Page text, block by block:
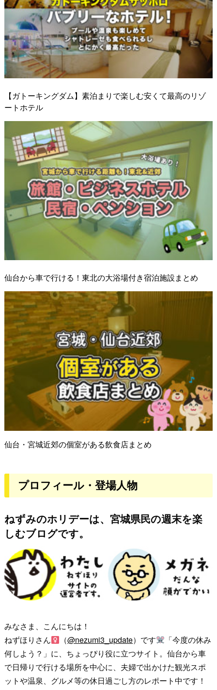
【ガトーキングダム】素泊まりで楽しむ安くて最高のリゾ
ートホテル
仙台から車で行ける！東北の大浴場付き宿泊施設まとめ
仙台・宮城近郊の個室がある飲食店まとめ
プロフィール・登場人物
ねずみのホリデーは、宮城県民の週末を楽
しむブログです。
みなさま、こんにちは！
ねずほりさん
（@nezumi3_update）です
「今度の休み
何しよう？」に、ちょっぴり役に立つサイト。仙台から車
で日帰りで行ける場所を中心に、夫婦で出かけた観光スポ
ットや温泉、グルメ等の休日過ごし方のレポート中です！